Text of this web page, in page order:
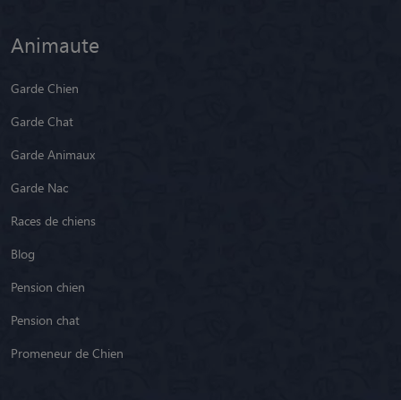
Animaute
Garde Chien
Garde Chat
Garde Animaux
Garde Nac
Races de chiens
Blog
Pension chien
Pension chat
Promeneur de Chien